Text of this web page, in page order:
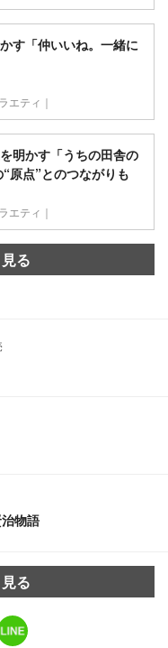
す「仲いいね。一緒に
エティ｜
明かす「うちの田舎の
原点”とのつながりも
エティ｜
る
物語
る